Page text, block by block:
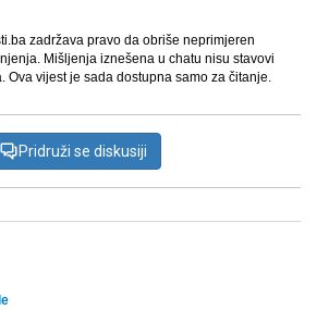
zadržava pravo da obriše neprimjeren
Mišljenja iznešena u chatu nisu stavovi
Ova vijest je sada dostupna samo za čitanje.
Pridruži se diskusiji